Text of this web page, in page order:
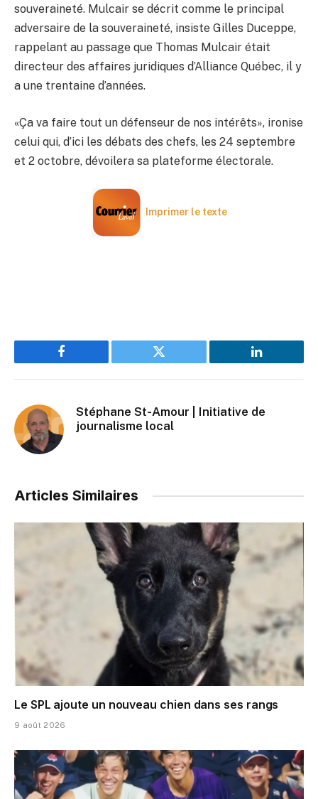
souveraineté. Mulcair se décrit comme le principal
adversaire de la souveraineté, insiste Gilles Duceppe,
rappelant au passage que Thomas Mulcair était
directeur des affaires juridiques d’Alliance Québec, il y
a une trentaine d’années.
«Ça va faire tout un défenseur de nos intérêts», ironise
celui qui, d’ici les débats des chefs, les 24 septembre
et 2 octobre, dévoilera sa plateforme électorale.
Imprimer le texte
Facebook Twitter LinkedIn
Stéphane St-Amour | Initiative de
journalisme local
Articles Similaires
Le SPL ajoute un nouveau chien dans ses rangs
9 août 2026